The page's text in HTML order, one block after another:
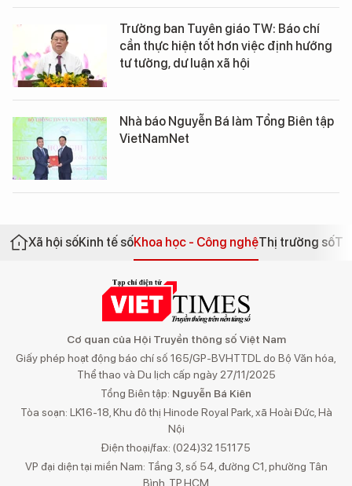
Trưởng ban Tuyên giáo TW: Báo chí
cần thực hiện tốt hơn việc định hướng
tư tưởng, dư luận xã hội
Nhà báo Nguyễn Bá làm Tổng Biên tập
VietNamNet
Xã hội sốKinh tế sốKhoa học - Công nghệThị trường số
Cơ quan của Hội Truyền thông số Việt Nam
Giấy phép hoạt động báo chí số 165/GP-BVHTTDL do Bộ Văn hóa,
Thể thao và Du lịch cấp ngày 27/11/2025
Tổng Biên tập: Nguyễn Bá Kiên
Tòa soạn: LK16-18, Khu đô thị Hinode Royal Park, xã Hoài Đức, Hà
Nội
Điện thoại/fax: (024)32 151175
VP đại diện tại miền Nam: Tầng 3, số 54, đường C1, phường Tân
Bình, TP.HCM